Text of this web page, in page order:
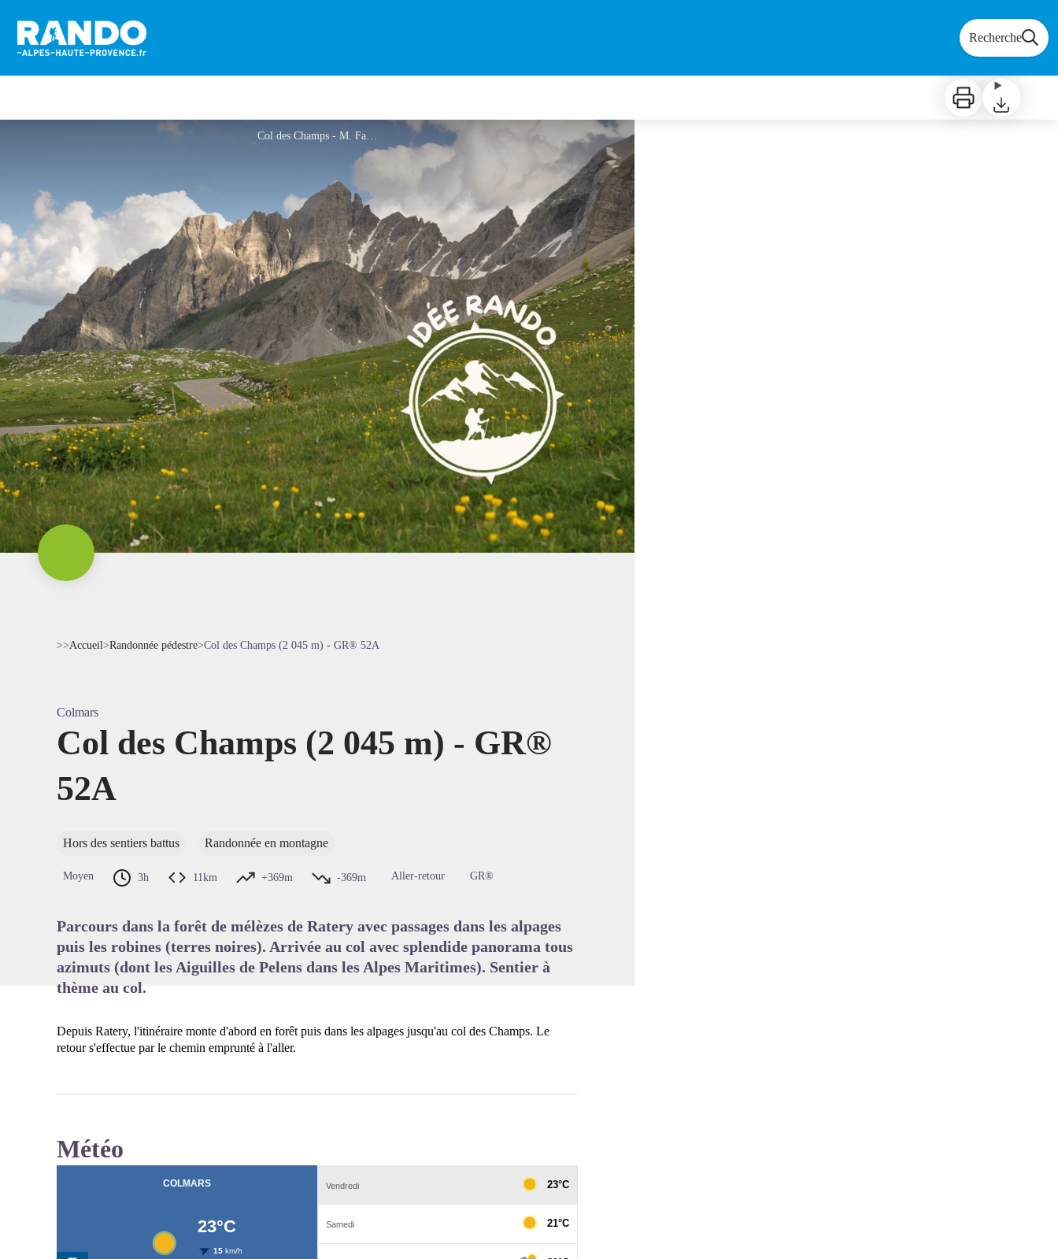
Recherche
Imprimer Télécharger
Col des Champs - M. Farig
>>Accueil>Randonnée pédestre>Col des Champs (2 045 m) - GR® 52A
Colmars
Col des Champs (2 045 m) - GR®
52A
Hors des sentiers battus Randonnée en montagne
Moyen 3h 11km +369m -369m Aller-retour GR®
Parcours dans la forêt de mélèzes de Ratery avec passages dans les alpages
puis les robines (terres noires). Arrivée au col avec splendide panorama tous
azimuts (dont les Aiguilles de Pelens dans les Alpes Maritimes). Sentier à
thème au col.
Depuis Ratery, l'itinéraire monte d'abord en forêt puis dans les alpages jusqu'au col des Champs. Le
retour s'effectue par le chemin emprunté à l'aller.
Météo